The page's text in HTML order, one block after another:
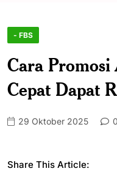
- FBS
Cara
Cepat Dapat
29 Oktober 2025
Share This Article: